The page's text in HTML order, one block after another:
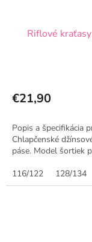
Riflové
€21,90
Popis a špecifikácia
Chlapčenské
páse. Model šortiek
116/122
128/134